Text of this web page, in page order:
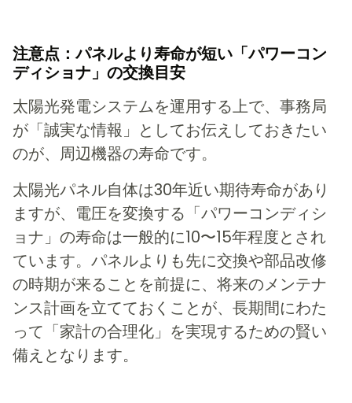
注意点：パネルより寿命が短い「パワーコン
ディショナ」の交換目安
太陽光発電システムを運用する上で、事務局
が「誠実な情報」としてお伝えしておきたい
のが、周辺機器の寿命です。
太陽光パネル自体は30年近い期待寿命があり
ますが、電圧を変換する「パワーコンディシ
ョナ」の寿命は一般的に10〜15年程度とされ
ています。パネルよりも先に交換や部品改修
の時期が来ることを前提に、将来のメンテナ
ンス計画を立てておくことが、長期間にわた
って「家計の合理化」を実現するための賢い
備えとなります。